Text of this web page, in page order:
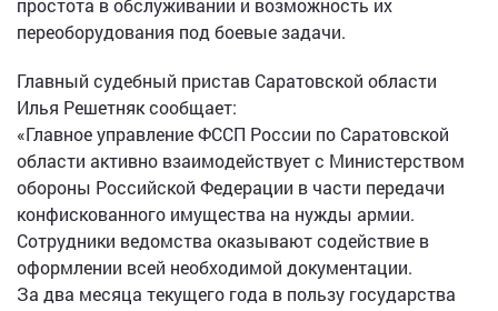
переоборудования под боевые задачи.
Главный судебный пристав Саратовской области
Илья Решетняк сообщает:
«Главное управление ФССП России по Саратовской
области активно взаимодействует с Министерством
обороны Российской Федерации в части передачи
конфискованного имущества на нужды армии.
Сотрудники ведомства оказывают содействие в
оформлении всей необходимой документации.
За два месяца текущего года в пользу государства